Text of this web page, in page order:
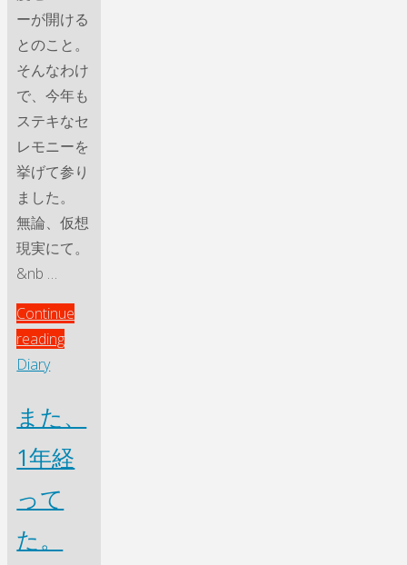
ーが開ける
とのこと。
そんなわけ
で、今年も
ステキなセ
レモニーを
挙げて参り
ました。
無論、仮想
現実にて。
&nb …
Continue
reading"か
渡
1
Diary
また、
1年経
って
た。